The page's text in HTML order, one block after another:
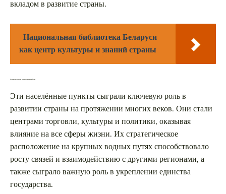
вкладом в развитие страны.
Национальная библиотека Беларуси
как центр культуры и знаний страны
Историческое значение волжских городов для России
Эти населённые пункты сыграли ключевую роль в
развитии страны на протяжении многих веков. Они стали
центрами торговли, культуры и политики, оказывая
влияние на все сферы жизни. Их стратегическое
расположение на крупных водных путях способствовало
росту связей и взаимодействию с другими регионами, а
также сыграло важную роль в укреплении единства
государства.